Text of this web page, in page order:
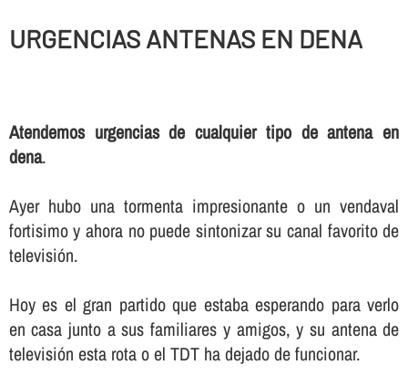
URGENCIAS ANTENAS EN DENA
Atendemos urgencias de cualquier tipo de antena en
dena.
Ayer hubo una tormenta impresionante o un vendaval
fortisimo y ahora no puede sintonizar su canal favorito de
televisión.
Hoy es el gran partido que estaba esperando para verlo
en casa junto a sus familiares y amigos, y su antena de
televisión esta rota o el TDT ha dejado de funcionar.